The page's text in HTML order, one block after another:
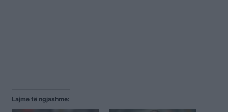
Lajme të ngjashme: